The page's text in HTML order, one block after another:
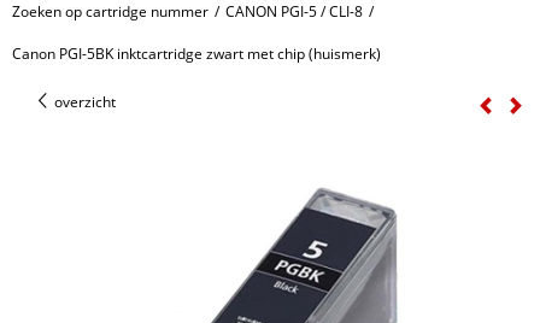
Zoeken op cartridge nummer / CANON PGI-5 / CLI-8 /
Canon PGI-5BK inktcartridge zwart met chip (huismerk)
overzicht